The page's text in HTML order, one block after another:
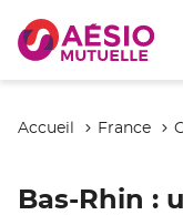
Accueil France
Bas-Rhin :